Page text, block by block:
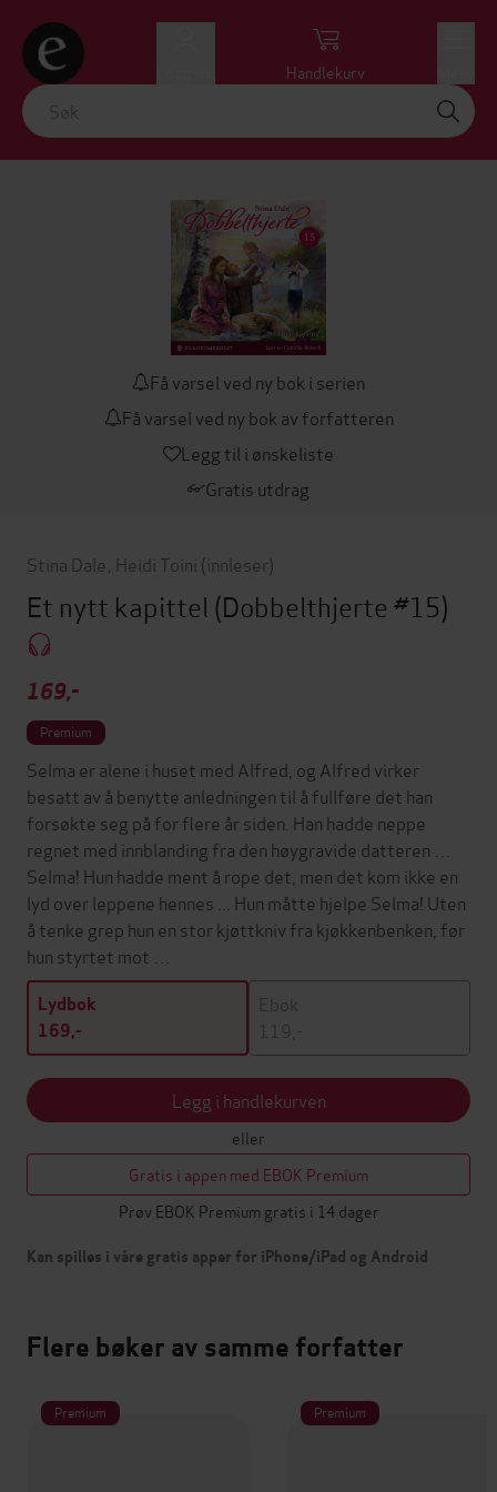
Handlekurv
Få varsel ved ny bok i serien
Få varsel ved ny bok av forfatteren
Legg til i ønskeliste
Gratis utdrag
Stina Dale Heidi Toini (innleser)
Et nytt kapittel (Dobbelthjerte #15)
169,-
Premium
Selma er alene i huset med Alfred, og Alfred virker
besatt av å benytte anledningen til å fullføre det han
forsøkte seg på for flere år siden. Han hadde neppe
regnet med innblanding fra den høygravide datteren …
Selma! Hun hadde ment å rope det, men det kom ikke en
lyd over leppene hennes ... Hun måtte hjelpe Selma! Uten
å tenke grep hun en stor kjøttkniv fra kjøkkenbenken, før
hun styrtet mot …
Lydbok
169,-
Ebok
119,-
Legg i handlekurven
eller
Gratis i appen med EBOK Premium
Prøv EBOK Premium gratis i 14 dager
Kan spilles i våre gratis apper for iPhone/iPad og Android
Flere bøker av samme forfatter
Premium Premium